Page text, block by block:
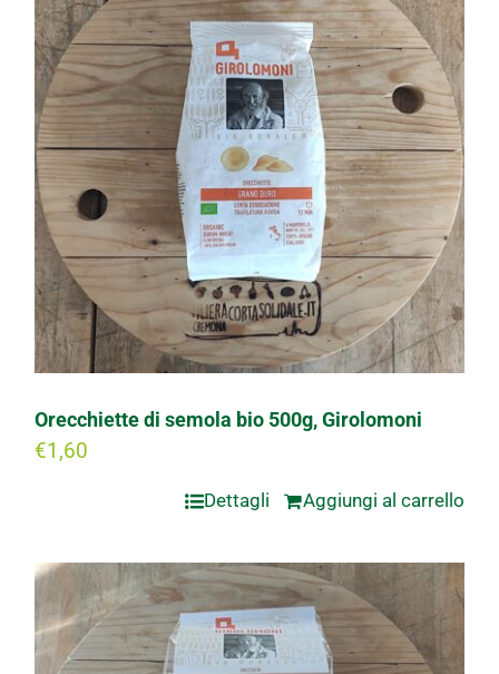
Orecchiette di semola bio 500g, Girolomoni
€1,60
Aggiungi al carrello
Dettagli